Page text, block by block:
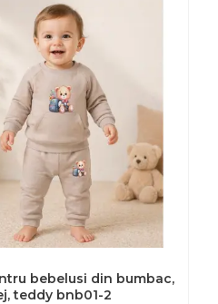
bebelusi din bumbac,
teddy bnb01-2